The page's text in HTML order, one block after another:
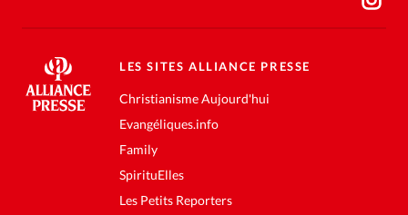
LES SITES ALLIANCE PRESSE
Christianisme Aujourd'hui
Evangéliques.info
Family
SpirituElles
Les Petits Reporters